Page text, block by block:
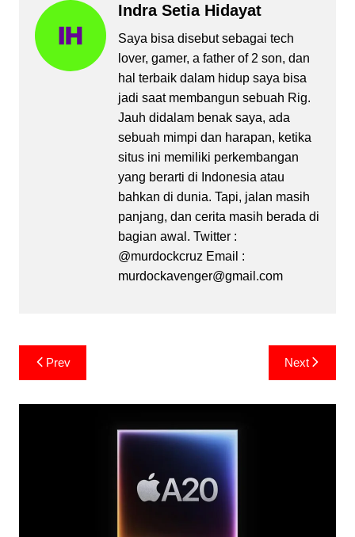
Indra Setia Hidayat
Saya bisa disebut sebagai tech
lover, gamer, a father of 2 son, dan
hal terbaik dalam hidup saya bisa
jadi saat membangun sebuah Rig.
Jauh didalam benak saya, ada
sebuah mimpi dan harapan, ketika
situs ini memiliki perkembangan
yang berarti di Indonesia atau
bahkan di dunia. Tapi, jalan masih
panjang, dan cerita masih berada di
bagian awal. Twitter :
@murdockcruz Email :
murdockavenger@gmail.com
Post
navigation
Prev Next